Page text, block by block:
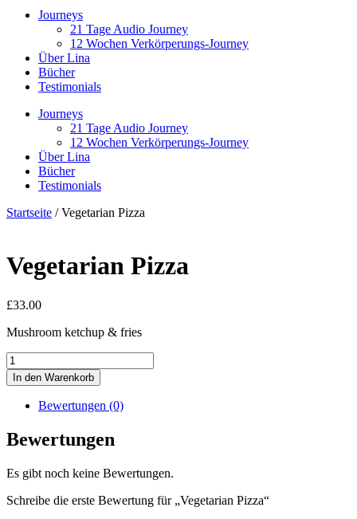
Journeys
21 Tage Audio Journey
12 Wochen Verkörperungs-Journey
Über Lina
Bücher
Testimonials
Journeys
21 Tage Audio Journey
12 Wochen Verkörperungs-Journey
Über Lina
Bücher
Testimonials
Startseite / Vegetarian Pizza
Vegetarian Pizza
£33.00
Mushroom ketchup & fries
Vegetarian
Pizza
Menge
In den Warenkorb
Bewertungen (0)
Bewertungen
Es gibt noch keine Bewertungen.
Schreibe die erste Bewertung für „Vegetarian Pizza“